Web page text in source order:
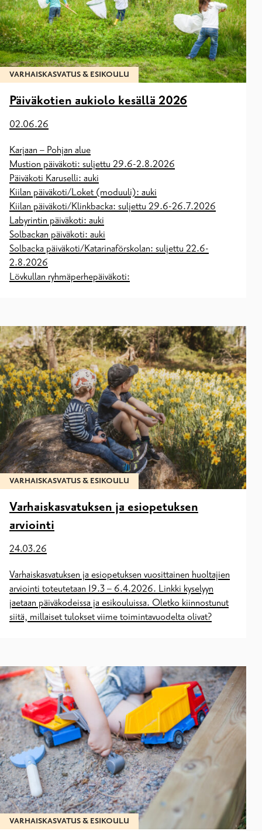
VARHAISKASVATUS & ESIKOULU
Päiväkotien aukiolo kesällä 2026
02.06.26
Karjaan – Pohjan alue
Mustion päiväkoti: suljettu 29.6-2.8.2026
Päiväkoti Karuselli: auki
Kiilan päiväkoti/Loket (moduuli): auki
Kiilan päiväkoti/Klinkbacka: suljettu 29.6-26.7.2026
Labyrintin päiväkoti: auki
Solbackan päiväkoti: auki
Solbacka päiväkoti/Katarinaförskolan: suljettu 22.6-
2.8.2026
Lövkullan ryhmäperhepäiväkoti:
VARHAISKASVATUS & ESIKOULU
Varhaiskasvatuksen ja esiopetuksen
arviointi
24.03.26
Varhaiskasvatuksen ja esiopetuksen vuosittainen huoltajien
arviointi toteutetaan 19.3 – 6.4.2026. Linkki kyselyyn
jaetaan päiväkodeissa ja esikouluissa. Oletko kiinnostunut
siitä, millaiset tulokset viime toimintavuodelta olivat?
VARHAISKASVATUS & ESIKOULU